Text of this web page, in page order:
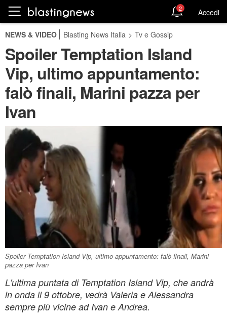
2 Accedi
NEWS & VIDEO Blasting News Italia > Tv e Gossip
Spoiler Temptation Island
Vip, ultimo appuntamento:
falò finali, Marini pazza per
Ivan
Spoiler Temptation Island Vip, ultimo appuntamento: falò finali, Marini
pazza per Ivan
L'ultima puntata di Temptation Island Vip, che andrà
in onda il 9 ottobre, vedrà Valeria e Alessandra
sempre più vicine ad Ivan e Andrea.